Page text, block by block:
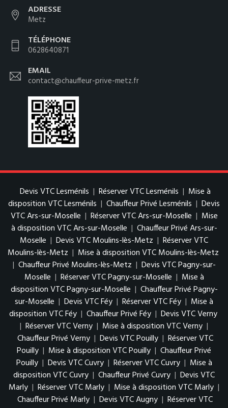
ADRESSE
Metz
TÉLÉPHONE
0628640871
EMAIL
contact@chauffeur-prive-metz.fr
Devis VTC Lesménils | Réserver VTC Lesménils | Mise à
disposition VTC Lesménils | Chauffeur Privé Lesménils | Devis
VTC Ars-sur-Moselle | Réserver VTC Ars-sur-Moselle | Mise
à disposition VTC Ars-sur-Moselle | Chauffeur Privé Ars-sur-
Moselle | Devis VTC Moulins-lès-Metz | Réserver VTC
Moulins-lès-Metz | Mise à disposition VTC Moulins-lès-Metz
| Chauffeur Privé Moulins-lès-Metz | Devis VTC Pagny-sur-
Moselle | Réserver VTC Pagny-sur-Moselle | Mise à
disposition VTC Pagny-sur-Moselle | Chauffeur Privé Pagny-
sur-Moselle | Devis VTC Féy | Réserver VTC Féy | Mise à
disposition VTC Féy | Chauffeur Privé Féy | Devis VTC Verny
| Réserver VTC Verny | Mise à disposition VTC Verny |
Chauffeur Privé Verny | Devis VTC Pouilly | Réserver VTC
Pouilly | Mise à disposition VTC Pouilly | Chauffeur Privé
Pouilly | Devis VTC Cuvry | Réserver VTC Cuvry | Mise à
disposition VTC Cuvry | Chauffeur Privé Cuvry | Devis VTC
Marly | Réserver VTC Marly | Mise à disposition VTC Marly |
Chauffeur Privé Marly | Devis VTC Augny | Réserver VTC